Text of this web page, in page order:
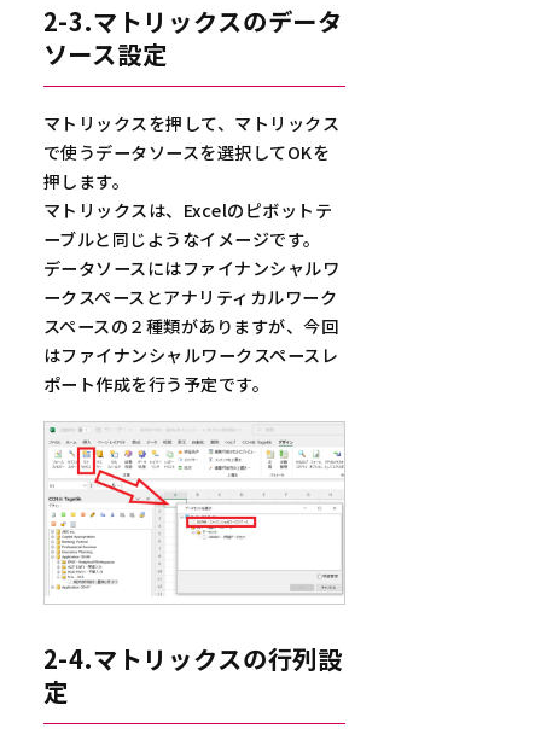
2-3.マトリックスのデータ
ソース設定
マトリックスを押して、マトリックス
で使うデータソースを選択してOKを
押します。
マトリックスは、Excelのピボットテ
ーブルと同じようなイメージです。
データソースにはファイナンシャルワ
ークスペースとアナリティカルワーク
スペースの２種類がありますが、今回
はファイナンシャルワークスペースレ
ポート作成を行う予定です。
2-4.マトリックスの行列設
定